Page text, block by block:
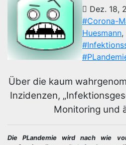
Dez. 18,
#Corona-
Huesmann,
Über die kaum
Inzidenzen,
Monitoring und
Die PLandemie wird nach wie